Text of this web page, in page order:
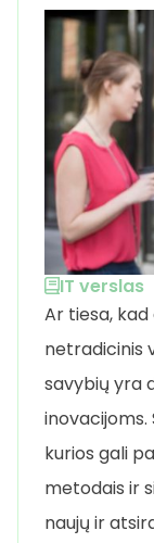
IT verslas
Ar tiesa,
netradicinis
savybių yra
kurios gali
metodais ir
naujų ir